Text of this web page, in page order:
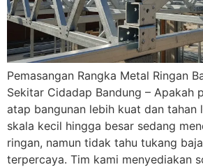
Pemasangan Rangka Metal Ringan
Sekitar Cidadap Bandung – Apakah
atap bangunan lebih kuat dan tahan
skala kecil hingga besar sedang
ringan, namun tidak tahu tukang
terpercaya. Tim kami menyediakan